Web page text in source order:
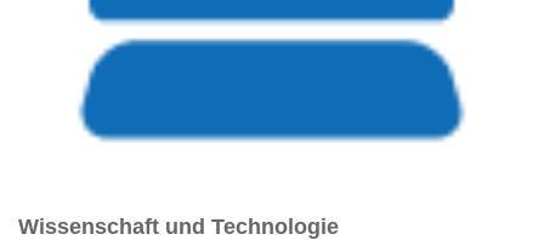
Wissenschaft und Technologie